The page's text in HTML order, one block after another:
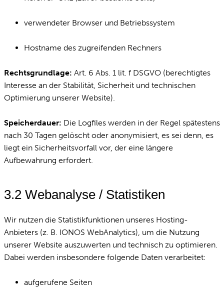
verwendeter Browser und Betriebssystem
Hostname des zugreifenden Rechners
Rechtsgrundlage: Art. 6 Abs. 1 lit. f DSGVO (berechtigtes
Interesse an der Stabilität, Sicherheit und technischen
Optimierung unserer Website).
Speicherdauer: Die Logfiles werden in der Regel spätestens
nach 30 Tagen gelöscht oder anonymisiert, es sei denn, es
liegt ein Sicherheitsvorfall vor, der eine längere
Aufbewahrung erfordert.
3.2 Webanalyse / Statistiken
Wir nutzen die Statistikfunktionen unseres Hosting-
Anbieters (z. B. IONOS WebAnalytics), um die Nutzung
unserer Website auszuwerten und technisch zu optimieren.
Dabei werden insbesondere folgende Daten verarbeitet:
aufgerufene Seiten